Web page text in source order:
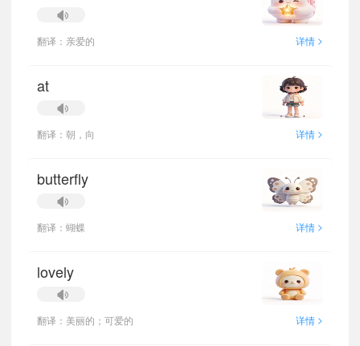
翻译：亲爱的 详情 >
at
翻译：朝，向 详情 >
butterfly
翻译：蝴蝶 详情 >
lovely
翻译：美丽的；可爱的 详情 >